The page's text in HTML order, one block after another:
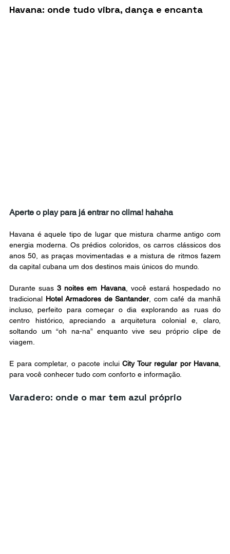
Havana: onde tudo vibra, dança e encanta
Aperte o play para já entrar no clima! hahaha
Havana é aquele tipo de lugar que mistura charme antigo com
energia moderna. Os prédios coloridos, os carros clássicos dos
anos 50, as praças movimentadas e a mistura de ritmos fazem
da capital cubana um dos destinos mais únicos do mundo.
Durante suas 3 noites em Havana, você estará hospedado no
tradicional Hotel Armadores de Santander, com café da manhã
incluso, perfeito para começar o dia explorando as ruas do
centro histórico, apreciando a arquitetura colonial e, claro,
soltando um “oh na-na” enquanto vive seu próprio clipe de
viagem.
E para completar, o pacote inclui City Tour regular por Havana
para você conhecer tudo com conforto e informação.
Varadero: onde o mar tem azul próprio